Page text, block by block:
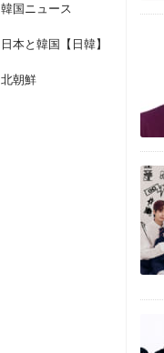
韓国ニュース
日本と韓国【日韓】
北朝鮮